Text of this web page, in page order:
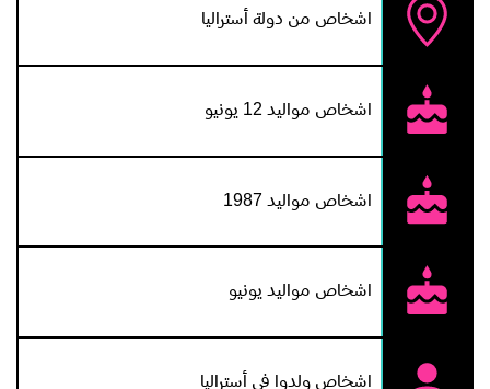
اشخاص من دولة أستراليا
اشخاص مواليد 12 يونيو
اشخاص مواليد 1987
اشخاص مواليد يونيو
اشخاص ولدوا في أستراليا